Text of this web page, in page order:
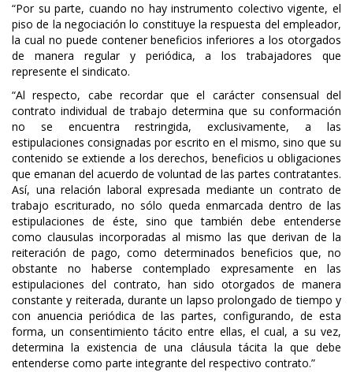
“Por su parte, cuando no hay instrumento colectivo vigente, el
piso de la negociación lo constituye la respuesta del empleador,
la cual no puede contener beneficios inferiores a los otorgados
de manera regular y periódica, a los trabajadores que
represente el sindicato.
“Al respecto, cabe recordar que el carácter consensual del
contrato individual de trabajo determina que su conformación
no se encuentra restringida, exclusivamente, a las
estipulaciones consignadas por escrito en el mismo, sino que su
contenido se extiende a los derechos, beneficios u obligaciones
que emanan del acuerdo de voluntad de las partes contratantes.
Así, una relación laboral expresada mediante un contrato de
trabajo escriturado, no sólo queda enmarcada dentro de las
estipulaciones de éste, sino que también debe entenderse
como clausulas incorporadas al mismo las que derivan de la
reiteración de pago, como determinados beneficios que, no
obstante no haberse contemplado expresamente en las
estipulaciones del contrato, han sido otorgados de manera
constante y reiterada, durante un lapso prolongado de tiempo y
con anuencia periódica de las partes, configurando, de esta
forma, un consentimiento tácito entre ellas, el cual, a su vez,
determina la existencia de una cláusula tácita la que debe
entenderse como parte integrante del respectivo contrato.”